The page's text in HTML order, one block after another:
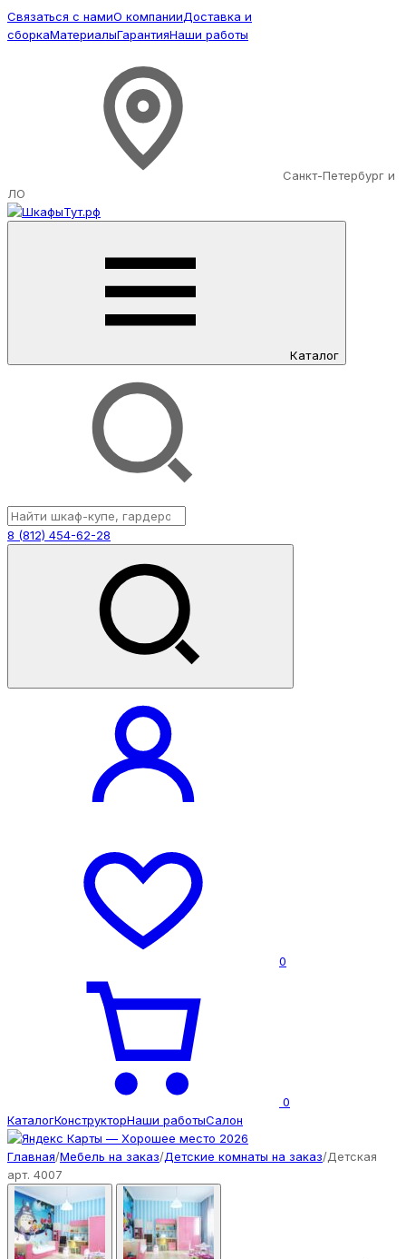
Связаться с намиО компанииДоставка и
сборкаМатериалыГарантияНаши работы
Санкт-Петербург и
ЛО
Каталог
8 (812) 454-62-28
0
0
КаталогКонструкторНаши работыСалон
Главная/Мебель на заказ/Детские комнаты на заказ/Детская
арт. 4007